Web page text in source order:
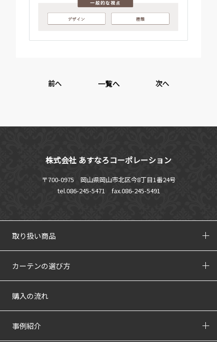
前へ 一覧へ 次へ
株式会社 あすなろコーポレーション
〒700-0975 岡山県岡山市北区今8丁目1番24号
tel.086-245-5471
fax.086-245-5491
取り扱い商品
カーテンの選び方
購入の流れ
事例紹介